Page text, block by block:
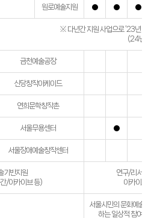
원로예술지원
※ 다년간 지원 사업으로 ‘23년 예
(24년 공
금천예술공장
신당창작아케이드
연희문학창작촌
서울무용센터
서울장애예술창작센터
기반지원
/아카이브 등)
연구/리서치
아카이브
서울시민의 문화예술교
하는 일상적 참여를